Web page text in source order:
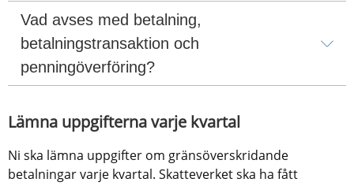
Vad avses med betalning,
betalningstransaktion och
penningöverföring?
Lämna uppgifterna varje kvartal
Ni ska lämna uppgifter om gränsöverskridande
betalningar varje kvartal. Skatteverket ska ha fått